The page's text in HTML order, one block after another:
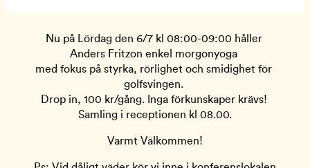
Nu på Lördag den 6/7 kl 08:00-09:00 håller
Anders Fritzon enkel morgonyoga
med fokus på styrka, rörlighet och smidighet för
golfsvingen.
Drop in, 100 kr/gång. Inga förkunskaper krävs!
Samling i receptionen kl 08.00.
Varmt Välkommen!